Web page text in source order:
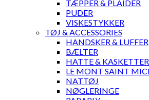
TÆPPER & PLAIDER
PUDER
VISKESTYKKER
TØJ & ACCESSORIES
HANDSKER & LUFFER
BÆLTER
HATTE & KASKETTER
LE MONT SAINT
NATTØJ
NØGLERINGE